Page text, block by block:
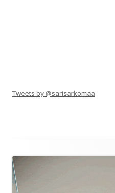
Tweets by @sarisarkomaa
sisältö